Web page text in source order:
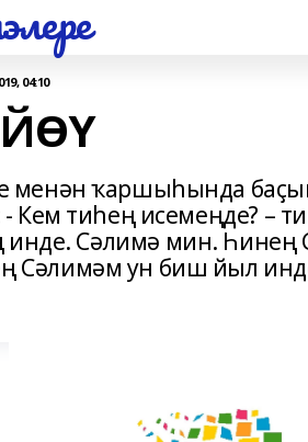
04:10
менән ҡаршыһында
- Кем тиһең исемеңде? –
Сәлимә мин. Һинең
ун биш йыл инде